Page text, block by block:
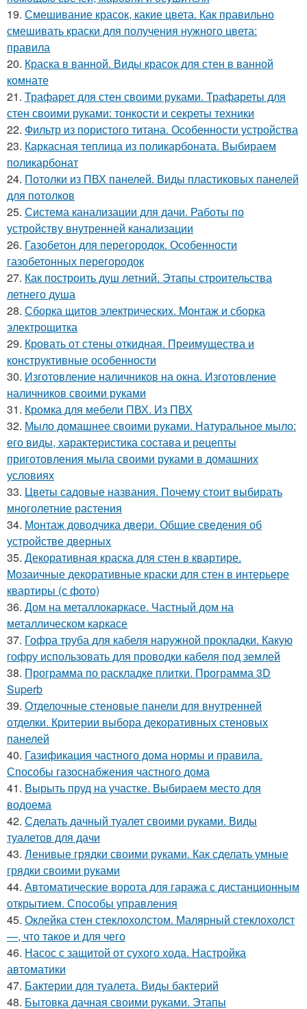
19. Смешивание красок, какие цвета. Как правильно
смешивать краски для получения нужного цвета:
правила
20. Краска в ванной. Виды красок для стен в ванной
комнате
21. Трафарет для стен своими руками. Трафареты для
стен своими руками: тонкости и секреты техники
22. Фильтр из пористого титана. Особенности устройства
23. Каркасная теплица из поликарбоната. Выбираем
поликарбонат
24. Потолки из ПВХ панелей. Виды пластиковых панелей
для потолков
25. Система канализации для дачи. Работы по
устройству внутренней канализации
26. Газобетон для перегородок. Особенности
газобетонных перегородок
27. Как построить душ летний. Этапы строительства
летнего душа
28. Сборка щитов электрических. Монтаж и сборка
электрощитка
29. Кровать от стены откидная. Преимущества и
конструктивные особенности
30. Изготовление наличников на окна. Изготовление
наличников своими руками
31. Кромка для мебели ПВХ. Из ПВХ
32. Мыло домашнее своими руками. Натуральное мыло:
его виды, характеристика состава и рецепты
приготовления мыла своими руками в домашних
условиях
33. Цветы садовые названия. Почему стоит выбирать
многолетние растения
34. Монтаж доводчика двери. Общие сведения об
устройстве дверных
35. Декоративная краска для стен в квартире.
Мозаичные декоративные краски для стен в интерьере
квартиры (с фото)
36. Дом на металлокаркасе. Частный дом на
металлическом каркасе
37. Гофра труба для кабеля наружной прокладки. Какую
гофру использовать для проводки кабеля под землей
38. Программа по раскладке плитки. Программа 3D
Superb
39. Отделочные стеновые панели для внутренней
отделки. Критерии выбора декоративных стеновых
панелей
40. Газификация частного дома нормы и правила.
Способы газоснабжения частного дома
41. Вырыть пруд на участке. Выбираем место для
водоема
42. Сделать дачный туалет своими руками. Виды
туалетов для дачи
43. Ленивые грядки своими руками. Как сделать умные
грядки своими руками
44. Автоматические ворота для гаража с дистанционным
открытием. Способы управления
45. Оклейка стен стеклохолстом. Малярный стеклохолст
—, что такое и для чего
46. Насос с защитой от сухого хода. Настройка
автоматики
47. Бактерии для туалета. Виды бактерий
48. Бытовка дачная своими руками. Этапы